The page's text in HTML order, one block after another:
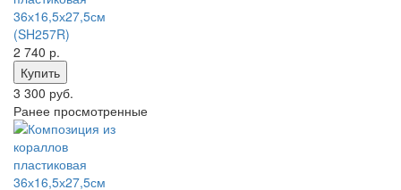
36х16,5х27,5см
(SH257R)
2 740 р.
Купить
3 300 руб.
Ранее просмотренные